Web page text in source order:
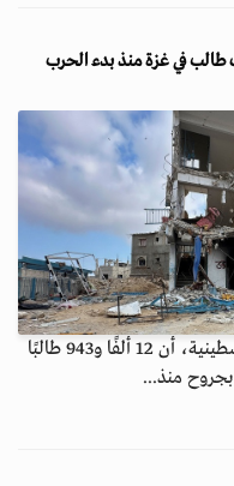
أعلنت وزارة التربية والتعليم العالي الفلسطينية، أن 12 ألفًا و943 طالبًا